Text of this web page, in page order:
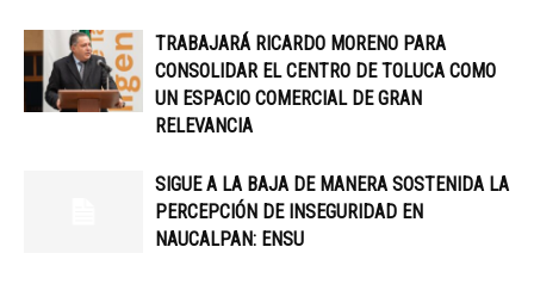
TRABAJARÁ RICARDO MORENO PARA
CONSOLIDAR EL CENTRO DE TOLUCA COMO
UN ESPACIO COMERCIAL DE GRAN
RELEVANCIA
SIGUE A LA BAJA DE MANERA SOSTENIDA LA
PERCEPCIÓN DE INSEGURIDAD EN
NAUCALPAN: ENSU